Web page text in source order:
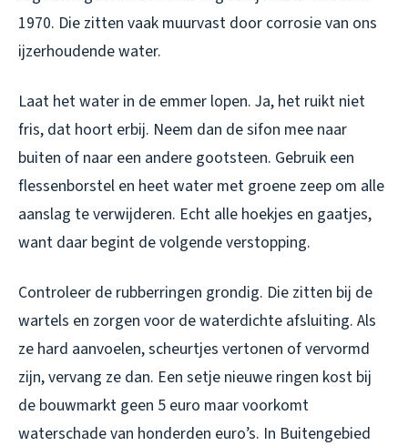
1970. Die zitten vaak muurvast door corrosie van ons
ijzerhoudende water.
Laat het water in de emmer lopen. Ja, het ruikt niet
fris, dat hoort erbij. Neem dan de sifon mee naar
buiten of naar een andere gootsteen. Gebruik een
flessenborstel en heet water met groene zeep om alle
aanslag te verwijderen. Echt alle hoekjes en gaatjes,
want daar begint de volgende verstopping.
Controleer de rubberringen grondig. Die zitten bij de
wartels en zorgen voor de waterdichte afsluiting. Als
ze hard aanvoelen, scheurtjes vertonen of vervormd
zijn, vervang ze dan. Een setje nieuwe ringen kost bij
de bouwmarkt geen 5 euro maar voorkomt
waterschade van honderden euro’s. In Buitengebied